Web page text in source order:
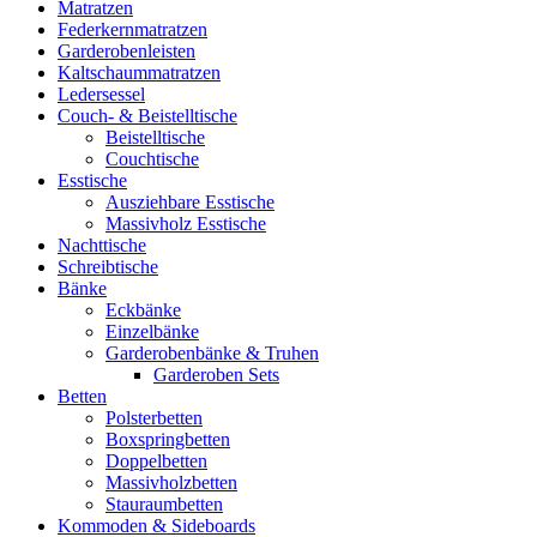
Matratzen
Federkernmatratzen
Garderobenleisten
Kaltschaummatratzen
Ledersessel
Couch- & Beistelltische
Beistelltische
Couchtische
Esstische
Ausziehbare Esstische
Massivholz Esstische
Nachttische
Schreibtische
Bänke
Eckbänke
Einzelbänke
Garderobenbänke & Truhen
Garderoben Sets
Betten
Polsterbetten
Boxspringbetten
Doppelbetten
Massivholzbetten
Stauraumbetten
Kommoden & Sideboards